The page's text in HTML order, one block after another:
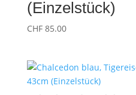
(Einzelstück)
CHF85.00